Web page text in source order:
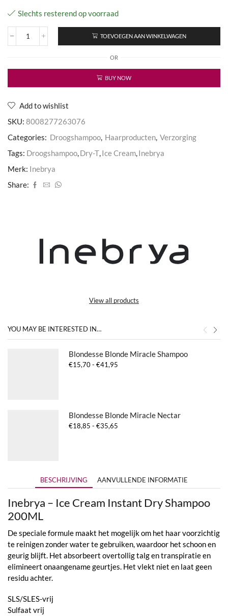
Slechts resterend op voorraad
Inebrya
Cream
T
Dry
aantal
TOEVOEGEN AAN WINKELWAGEN
OR
BUY NOW
Add to wishlist
SKU: 8008277263076
Categories: Droogshampoo, Haarproducten, Verzorging
Tags: Droogshampoo,Dry-T,Ice Cream,Inebrya
Merk: Inebrya
Share:
View all products
YOU MAY BE INTERESTED IN…
Blondesse Blonde Miracle Shampoo
€15,70- €41,95
Blondesse Blonde Miracle Nectar
€18,85 - €35,65
BESCHRIJVING AANVULLENDE INFORMATIE
Inebrya – Ice Cream Instant Dry Shampoo
200ML
De speciale formule maakt het mogelijk om het haar voorzichtig
te reinigen zonder water te gebruiken, waardoor het schoon en
geurig blijft. Het absorbeert overtollig talg en transpiratie en
elimineert onaangename geurtjes. Het vlekt niet en laat geen
residu achter.
SLS/SLES-vrij
Sulfaat vrij